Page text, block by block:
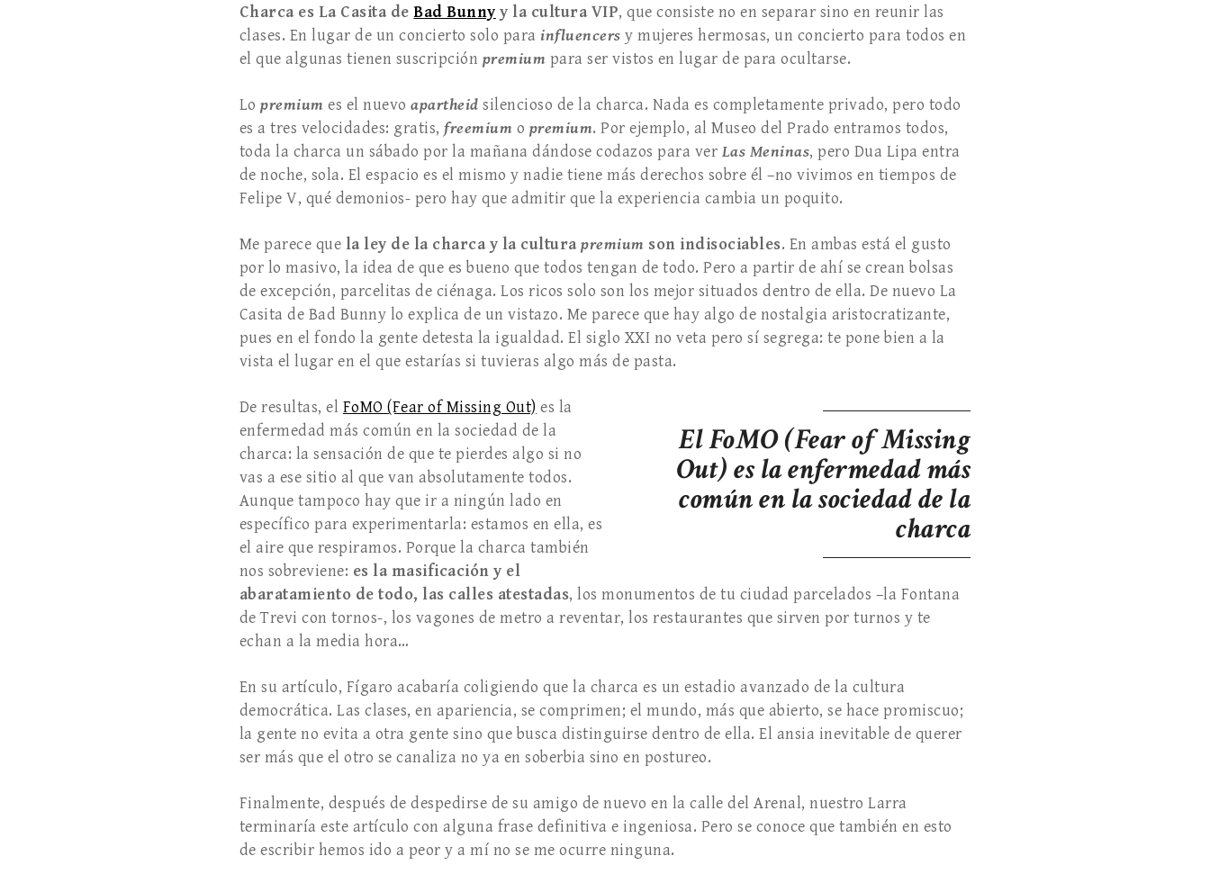
Charca es La Casita deBad Bunny y la cultura VIP, que consiste no en separar sino en reunir las
clases. En lugar de un concierto solo parainfluencers y mujeres hermosas, un concierto para todos en
el que algunas tienen suscripción premium para ser vistos en lugar de para ocultarse.
Lopremium es el nuevoapartheid silencioso de la charca. Nada es completamente privado, pero todo
es a tres velocidades: gratis,freemium o premium. Por ejemplo, al Museo del Prado entramos todos,
toda la charca un sábado por la mañana dándose codazos para ver Las Meninas, pero Dua Lipa entra
de noche, sola. El espacio es el mismo y nadie tiene más derechos sobre él –no vivimos en tiempos de
Felipe V, qué demonios- pero hay que admitir que la experiencia cambia un poquito.
Me parece que la ley de la charca y la culturapremium son indisociables. En ambas está el gusto
por lo masivo, la idea de que es bueno que todos tengan de todo. Pero a partir de ahí se crean bolsas
de excepción, parcelitas de ciénaga. Los ricos solo son los mejor situados dentro de ella. De nuevo La
Casita de Bad Bunny lo explica de un vistazo. Me parece que hay algo de nostalgia aristocratizante,
pues en el fondo la gente detesta la igualdad. El siglo XXI no veta pero sí segrega: te pone bien a la
vista el lugar en el que estarías si tuvieras algo más de pasta.
El FoMO (Fear of Missing
Out) es la enfermedad más
común en la sociedad de la
charca
De resultas, el FoMO (Fear of Missing Out) es la
enfermedad más común en la sociedad de la
charca: la sensación de que te pierdes algo si no
vas a ese sitio al que van absolutamente todos.
Aunque tampoco hay que ir a ningún lado en
específico para experimentarla: estamos en ella, es
el aire que respiramos. Porque la charca también
nos sobreviene: es la masificación y el
abaratamiento de todo, las calles atestadas, los monumentos de tu ciudad parcelados –la Fontana
de Trevi con tornos-, los vagones de metro a reventar, los restaurantes que sirven por turnos y te
echan a la media hora…
En su artículo, Fígaro acabaría coligiendo que la charca es un estadio avanzado de la cultura
democrática. Las clases, en apariencia, se comprimen; el mundo, más que abierto, se hace promiscuo;
la gente no evita a otra gente sino que busca distinguirse dentro de ella. El ansia inevitable de querer
ser más que el otro se canaliza no ya en soberbia sino en postureo.
Finalmente, después de despedirse de su amigo de nuevo en la calle del Arenal, nuestro Larra
terminaría este artículo con alguna frase definitiva e ingeniosa. Pero se conoce que también en esto
de escribir hemos ido a peor y a mí no se me ocurre ninguna.